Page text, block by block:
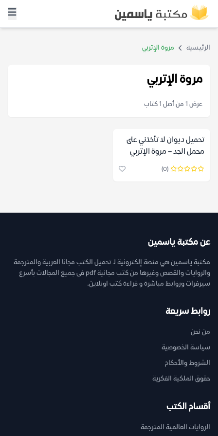
الرئيسية مروة الإتربي
مروة الإتربي
عرض 1 من أصل 1 كتاب
تحميل ديوان لا تأخذني على
محمل الجد – مروة الإتربي
(0)
عن مكتبة ياسمين
مكتبة ياسمين هي منصة إلكترونية لـ تحميل الكتب مجانا العربية والمترجمة
والروايات والقصص وغيرها من كتب مجانية pdf فى جميع المجالات بأسرع
سيرفرات وروابط مباشرة و قراءة كتب اونلاين.
روابط سريعة
من نحن
سياسة الخصوصية
الشروط والأحكام
حقوق الملكية الفكرية
أقسام الكتب
الروايات العالمية المترجمة